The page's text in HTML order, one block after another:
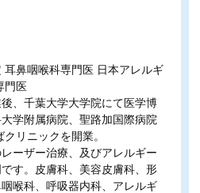
耳鼻咽喉科専門医 日本アレルギ
門医
、千葉大学大学院にて医学博
学附属病院、聖路加国際病院
リニックを開業。
ーザー治療、及びアレルギー
す。皮膚科、美容皮膚科、形
喉科、呼吸器内科、アレルギ